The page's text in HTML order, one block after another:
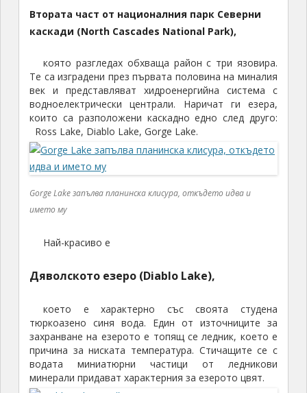
Втората част от националния парк Северни
каскади (North Cascades National Park),
която разгледах обхваща район с три язовира.
Те са изградени през първата половина на миналия
век и представляват хидроенергийна система с
водноелектрически централи. Наричат ги езера,
които са разположени каскадно едно след друго:
Ross Lake, Diablo Lake, Gorge Lake.
Gorge Lake запълва планинска клисура, откъдето идва и
името му
Най-красиво е
Дяволското езеро (Diablo Lake),
което е характерно със своята студена
тюркоазено синя вода. Един от източниците за
захранване на езерото е топящ се ледник, което е
причина за ниската температура. Стичащите се с
водата миниатюрни частици от ледникови
минерали придават характерния за езерото цвят.